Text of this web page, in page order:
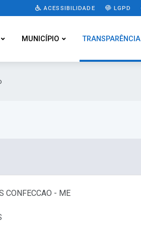
ACESSIBILIDADE LGPD
MUNICÍPIO TRANSPARÊNCIA
CONFECCAO - ME